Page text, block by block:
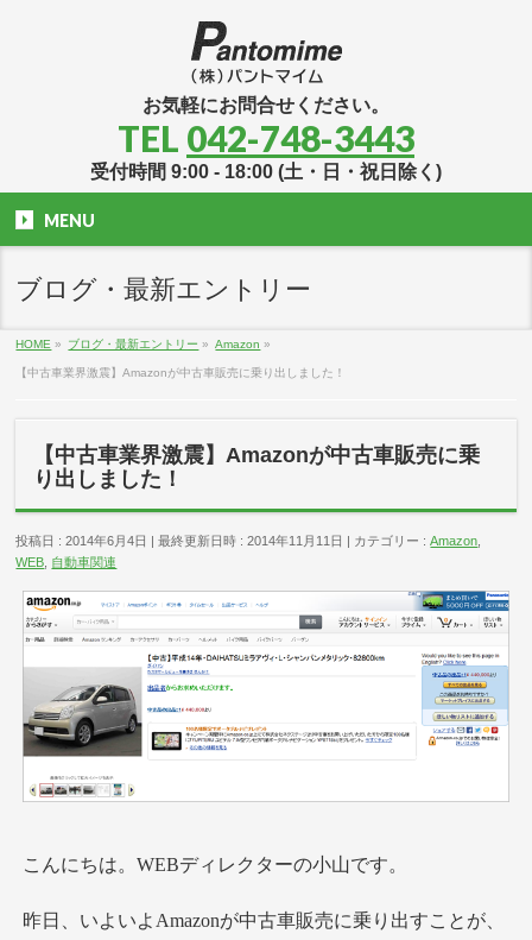
お気軽にお問合せください。
TEL 042-748-3443
受付時間 9:00 - 18:00 (土・日・祝日除く)
MENU
ブログ・最新エントリー
HOME » ブログ・最新エントリー » Amazon »
【中古車業界激震】Amazonが中古車販売に乗り出しました！
【中古車業界激震】Amazonが中古車販売に乗
り出しました！
投稿日 : 2014年6月4日 最終更新日時 : 2014年11月11日 カテゴリー :Amazon
WEB 自動車関連
こんにちは。WEBディレクターの小山です。
昨日、いよいよAmazonが中古車販売に乗り出すことが、